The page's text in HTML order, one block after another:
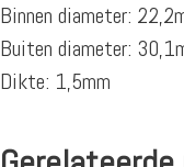
Binnen diameter:
Buiten diameter:
Dikte: 1,5mm